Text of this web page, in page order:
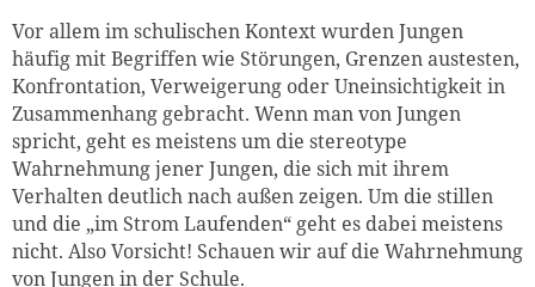
Vor allem im schulischen Kontext wurden Jungen
häufig mit Begriffen wie Störungen, Grenzen austesten,
Konfrontation, Verweigerung oder Uneinsichtigkeit in
Zusammenhang gebracht. Wenn man von Jungen
spricht, geht es meistens um die stereotype
Wahrnehmung jener Jungen, die sich mit ihrem
Verhalten deutlich nach außen zeigen. Um die stillen
und die „im Strom Laufenden“ geht es dabei meistens
nicht. Also Vorsicht! Schauen wir auf die Wahrnehmung
von Jungen in der Schule.